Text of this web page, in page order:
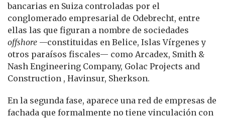
bancarias en Suiza controladas por el
conglomerado empresarial de Odebrecht, entre
ellas las que figuran a nombre de sociedades
offshore —constituidas en Belice, Islas Vírgenes y
otros paraísos fiscales— como Arcadex, Smith &
Nash Engineering Company, Golac Projects and
Construction , Havinsur, Sherkson.
En la segunda fase, aparece una red de empresas de
fachada que formalmente no tiene vinculación con